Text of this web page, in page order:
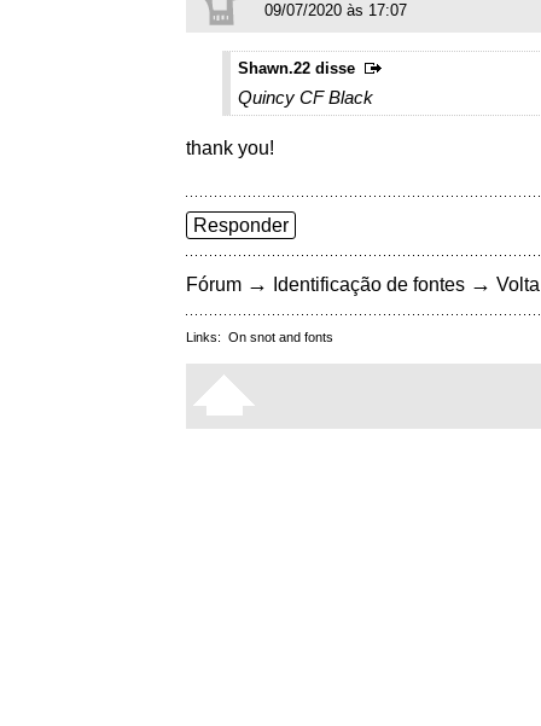
09/07/2020 às 17:07
Shawn.22 disse
Quincy CF Black
thank you!
Responder
Fórum → Identificação de fontes →
Links: On snot and fonts